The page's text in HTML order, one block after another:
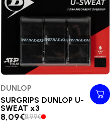
Distributeur:
DUNLOP
SURGRIPS DUNLOP U-
SWEAT x3
8,09€8,99€